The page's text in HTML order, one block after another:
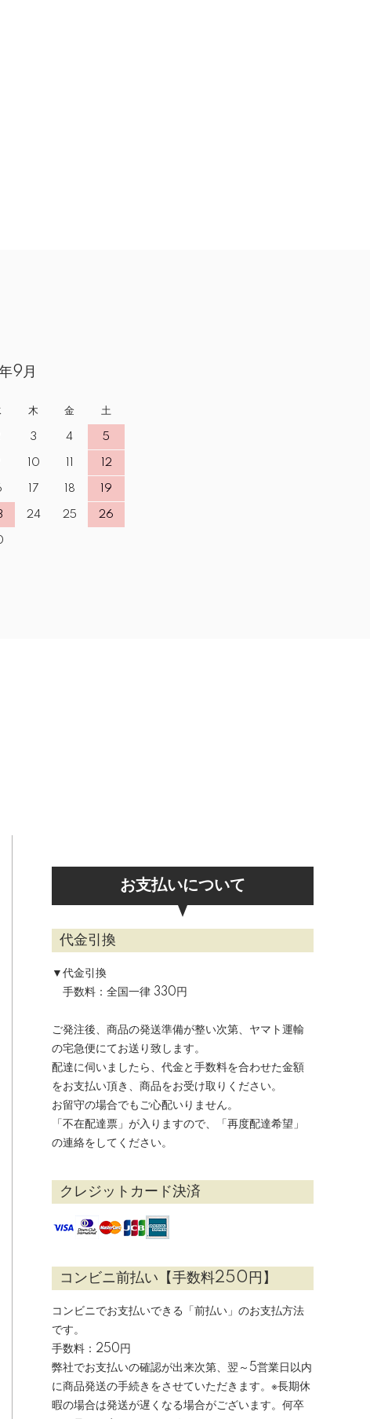
9月
木 金 土
3 4 5
10 12
17 18 19
24 25 26
お支払いについて
代金引換
▼代金引換
手数料：全国一律 330円
ご発注後、商品の発送準備が整い次第、ヤマト運輸
の宅急便にてお送り致します。
配達に伺いましたら、代金と手数料を合わせた金額
をお支払い頂き、商品をお受け取りください。
お留守の場合でもご心配いりません。
「不在配達票」が入りますので、「再度配達希望」
の連絡をしてください。
クレジットカード決済
コンビニ前払い【手数料250円】
コンビニでお支払いできる「前払い」のお支払方法
です。
手数料：250円
弊社でお支払いの確認が出来次第、翌～5営業日以内
に商品発送の手続きをさせていただきます。※長期休
暇の場合は発送が遅くなる場合がございます。何卒